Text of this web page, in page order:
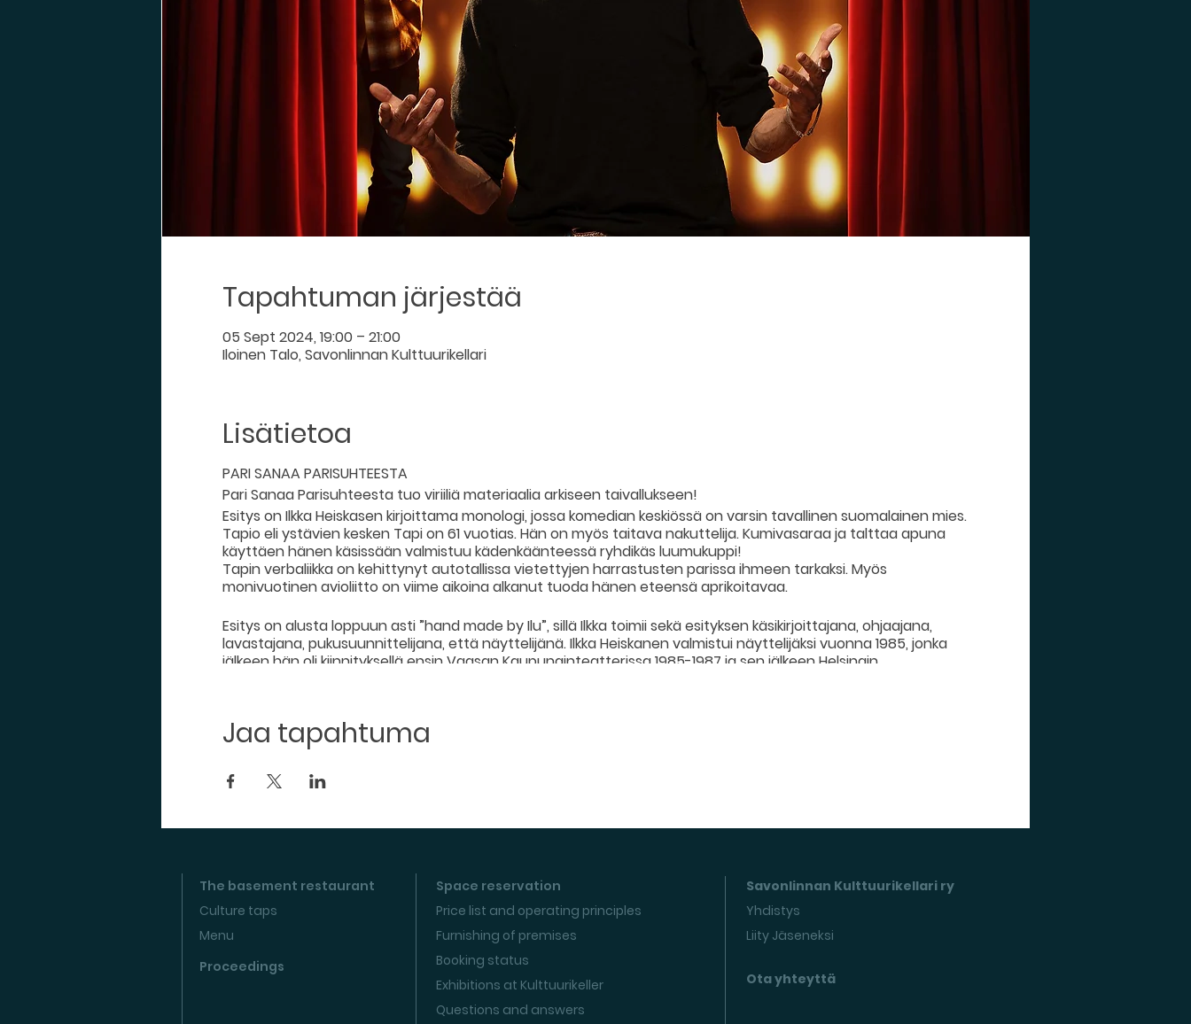
Tapahtuman järjestää
05 Sept 2024, 19:00 – 21:00
Iloinen Talo, Savonlinnan Kulttuurikellari
Lisätietoa
PARI SANAA PARISUHTEESTA
Pari Sanaa Parisuhteesta tuo viriiliä materiaalia arkiseen taivallukseen!
Esitys on Ilkka Heiskasen kirjoittama monologi, jossa komedian keskiössä on varsin tavallinen suomalainen mies.
Tapio eli ystävien kesken Tapi on 61 vuotias. Hän on myös taitava nakuttelija. Kumivasaraa ja talttaa apuna
käyttäen hänen käsissään valmistuu kädenkäänteessä ryhdikäs luumukuppi!
Tapin verbaliikka on kehittynyt autotallissa vietettyjen harrastusten parissa ihmeen tarkaksi. Myös
monivuotinen avioliitto on viime aikoina alkanut tuoda hänen eteensä aprikoitavaa.
Esitys on alusta loppuun asti ”hand made by Ilu”, sillä Ilkka toimii sekä esityksen käsikirjoittajana, ohjaajana,
lavastajana, pukusuunnittelijana, että näyttelijänä. Ilkka Heiskanen valmistui näyttelijäksi vuonna 1985, jonka
jälkeen hän oli kiinnityksellä ensin Vaasan Kaupunginteatterissa 1985-1987 ja sen jälkeen Helsingin
pitkin Suomea suosituilla monologeillaan, sekä ihastuttanut kahdentoista vuoden ajan Tampereen Teatterin
Saiturin joulu-esityksen nimiroolissa. Ilkka omistaa myös kaksi Jussi-palkintoa, jotka hänelle myönnettiin
Esityksen kesto: n. 1h 50min (sis. väliajan)
Mainoskuvien kuvaaja: Harri Hinkka
Jaa tapahtuma
The basement restaurant
Culture taps
Menu
Proceedings
Space reservation
Price list and operating principles
Furnishing of premises
Booking status
Exhibitions at Kulttuurikeller
Questions and answers
Savonlinnan Kulttuurikellari ry
Yhdistys
Liity Jäseneksi
Ota yhteyttä